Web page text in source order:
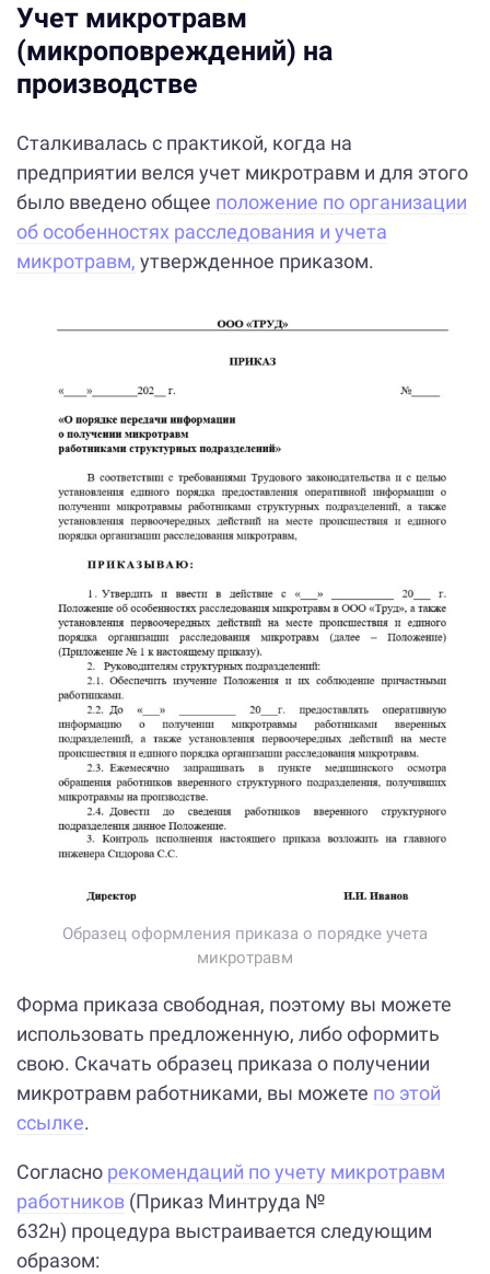
Учет микротравм
(микроповреждений) на
производстве
Сталкивалась с практикой, когда на
предприятии велся учет микротравм и для этого
было введено общее положение по организации
об особенностях расследования и учета
микротравм, утвержденное приказом.
Образец оформления приказа о порядке учета
микротравм
Форма приказа свободная, поэтому вы можете
использовать предложенную, либо оформить
свою. Скачать образец приказа о получении
микротравм работниками, вы можете по этой
ссылке.
Согласно рекомендаций по учету микротравм
работников (Приказ Минтруда №
632н) процедура выстраивается следующим
образом: